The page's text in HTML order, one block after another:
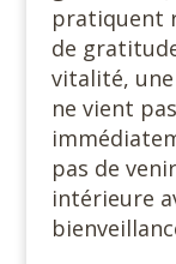
pratiquent
de
vitalité, une
ne vient
pas de
intérieure